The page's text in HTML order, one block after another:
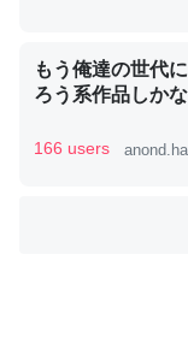
これ見て生きて
─たまにLINEするく
コミュニケーショ
もう俺達の世代
ろう系作品しか
166 users